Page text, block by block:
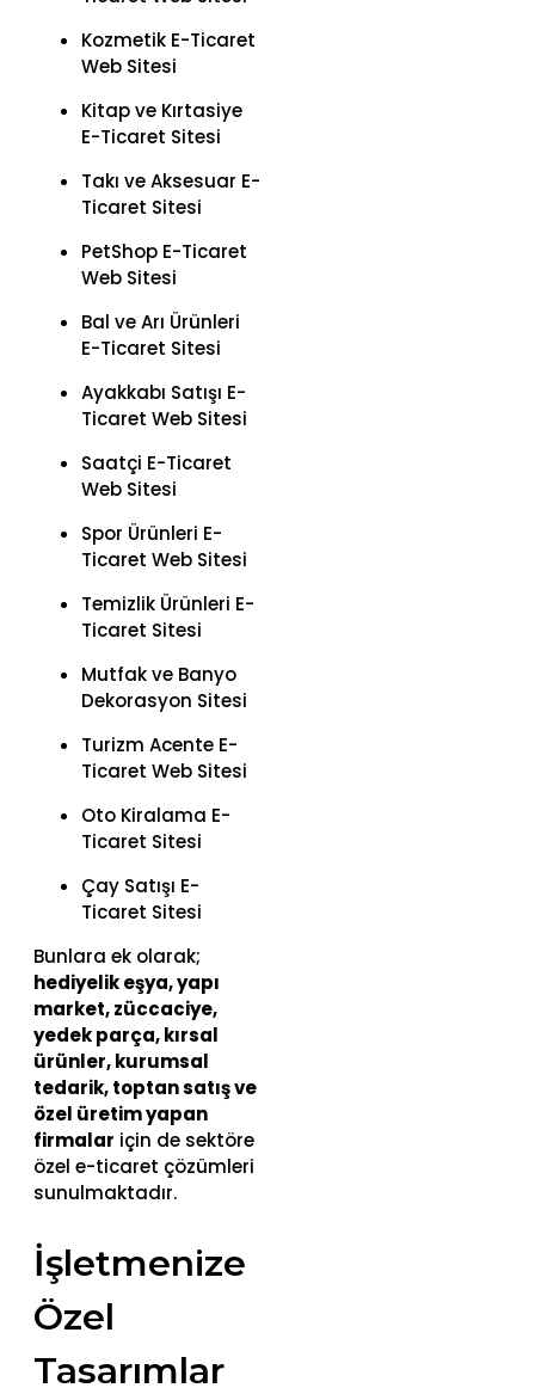
Kozmetik E-Ticaret
Web Sitesi
Kitap ve Kırtasiye
E-Ticaret Sitesi
Takı ve Aksesuar E-
Ticaret Sitesi
PetShop E-Ticaret
Web Sitesi
Bal ve Arı Ürünleri
E-Ticaret Sitesi
Ayakkabı Satışı E-
Ticaret Web Sitesi
Saatçi E-Ticaret
Web Sitesi
Spor Ürünleri E-
Ticaret Web Sitesi
Temizlik Ürünleri E-
Ticaret Sitesi
Mutfak ve Banyo
Dekorasyon Sitesi
Turizm Acente E-
Ticaret Web Sitesi
Oto Kiralama E-
Ticaret Sitesi
Çay Satışı E-
Ticaret Sitesi
Bunlara ek olarak;
hediyelik eşya, yapı
market, züccaciye,
yedek parça, kırsal
ürünler, kurumsal
tedarik, toptan satış ve
özel üretim yapan
firmalar için de sektöre
özel e-ticaret çözümleri
sunulmaktadır.
İşletmenize
Özel
Tasarımlar